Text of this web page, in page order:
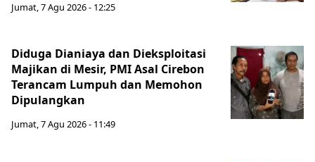
Jumat, 7 Agu 2026 - 12:25
Diduga Dianiaya dan Dieksploitasi
Majikan di Mesir, PMI Asal Cirebon
Terancam Lumpuh dan Memohon
Dipulangkan
Jumat, 7 Agu 2026 - 11:49